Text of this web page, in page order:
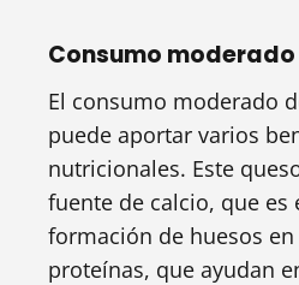
Consumo
El consumo moderado
puede aportar varios
nutricionales. Este
fuente de calcio, que es
formación de huesos
proteínas, que ayudan